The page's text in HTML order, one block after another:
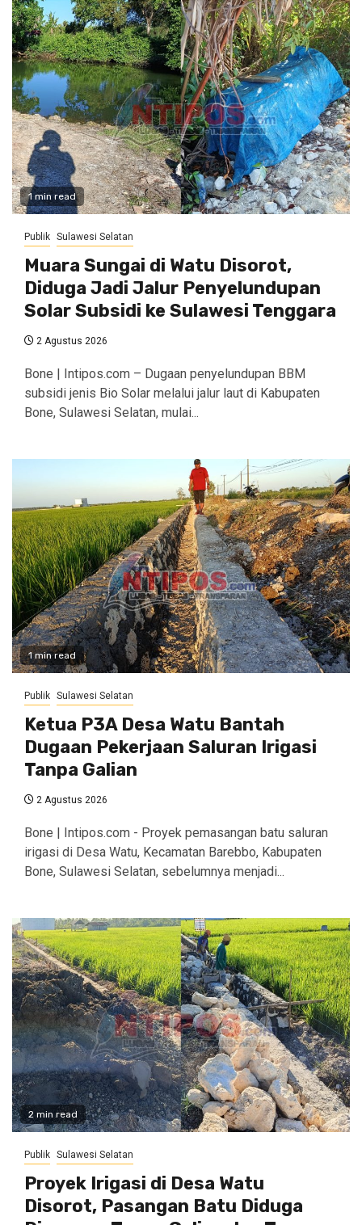
1 min read
Publik Sulawesi Selatan
Muara Sungai di Watu Disorot,
Diduga Jadi Jalur Penyelundupan
Solar Subsidi ke Sulawesi Tenggara
2 Agustus 2026
Bone | Intipos.com – Dugaan penyelundupan BBM
subsidi jenis Bio Solar melalui jalur laut di Kabupaten
Bone, Sulawesi Selatan, mulai...
1 min read
Publik Sulawesi Selatan
Ketua P3A Desa Watu Bantah
Dugaan Pekerjaan Saluran Irigasi
Tanpa Galian
2 Agustus 2026
Bone | Intipos.com - Proyek pemasangan batu saluran
irigasi di Desa Watu, Kecamatan Barebbo, Kabupaten
Bone, Sulawesi Selatan, sebelumnya menjadi...
2 min read
Publik Sulawesi Selatan
Proyek Irigasi di Desa Watu
Disorot, Pasangan Batu Diduga